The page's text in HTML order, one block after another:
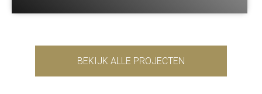
BEKIJK ALLE PROJECTEN